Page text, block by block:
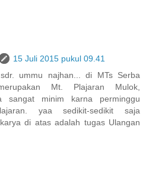
15 Juli 2015 pukul 09.41
ummu najhan... di MTs Serba
Mt. Plajaran Mulok,
sangat minim karna perminggu
yaa sedikit-sedikit saja
di atas adalah tugas Ulangan